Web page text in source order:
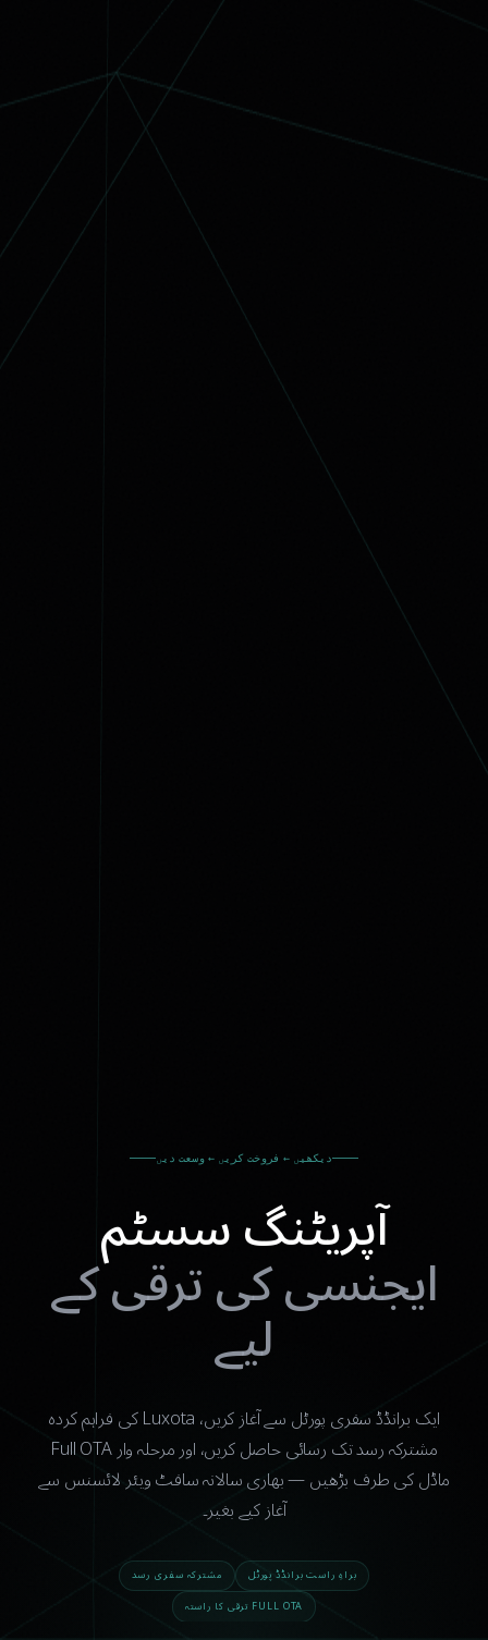
دیکھیں ← فروخت کریں ← وسعت دیں
آپریٹنگ سسٹم
ایجنسی کی ترقی کے
لیے
ایک برانڈڈ سفری پورٹل سے آغاز کریں، Luxota کی فراہم کردہ
مشترکہ رسد تک رسائی حاصل کریں، اور مرحلہ وار Full OTA
ماڈل کی طرف بڑھیں — بھاری سالانہ سافٹ ویئر لائسنس سے
آغاز کیے بغیر۔
براہِ راست برانڈڈ پورٹل
مشترکہ سفری رسد
FULL OTA ترقی کا راستہ